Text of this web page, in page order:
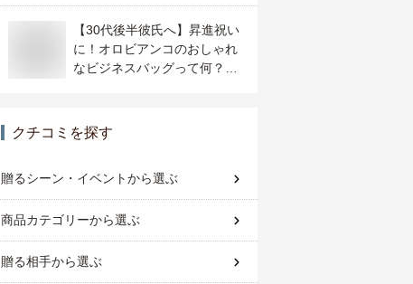
【30代後半彼氏へ】昇進祝い
に！オロビアンコのおしゃれ
なビジネスバッグって何？
クチコミを探す
贈るシーン・イベントから選ぶ
商品カテゴリーから選ぶ
贈る相手から選ぶ